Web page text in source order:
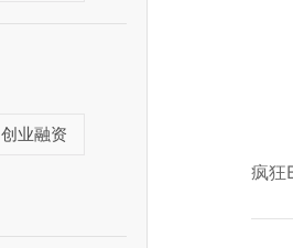
创业融资
疯狂